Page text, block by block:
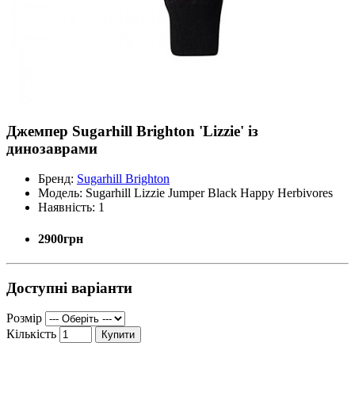
Джемпер Sugarhill Brighton 'Lizzie' із
динозаврами
Бренд: Sugarhill Brighton
Модель: Sugarhill Lizzie Jumper Black Happy Herbivores
Наявність: 1
2900грн
Доступні варіанти
Розмір
Кількість
Купити